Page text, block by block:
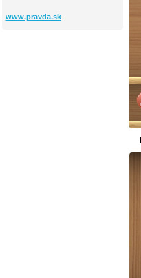
www.pravda.sk